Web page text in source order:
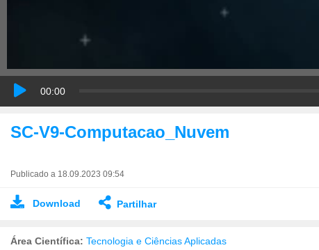
00:00
SC-V9-Computacao_Nuvem
Publicado a 18.09.2023 09:54
Download Partilhar
Área Científica: Tecnologia e Ciências Aplicadas